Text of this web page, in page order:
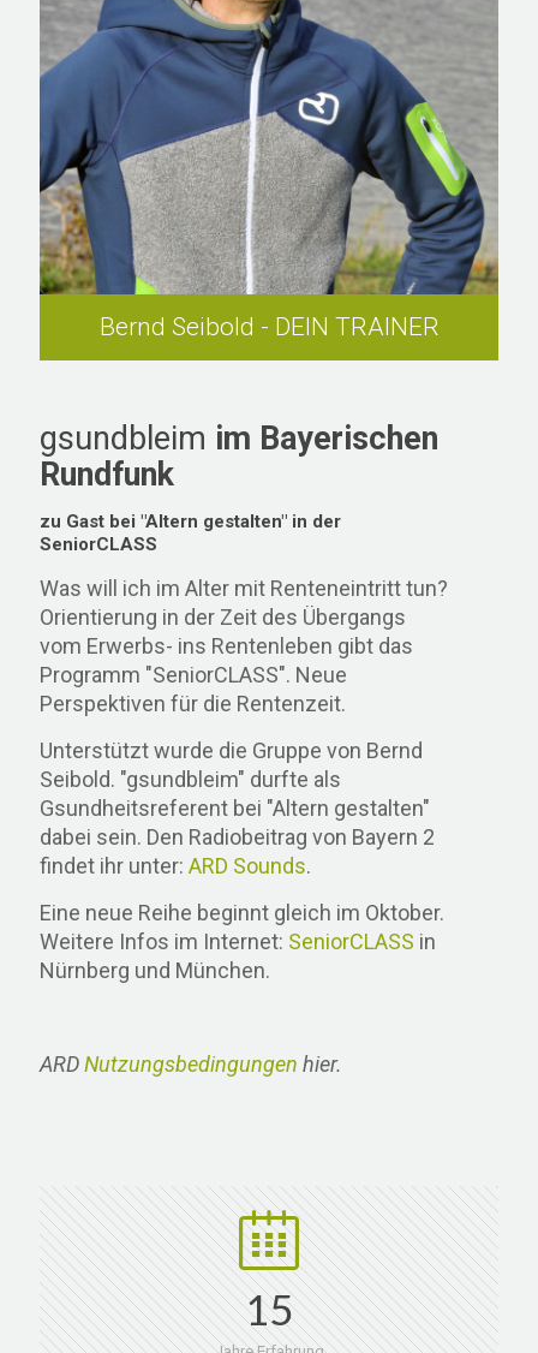
Bernd Seibold - DEIN TRAINER
gsundbleim im Bayerischen
Rundfunk
zu Gast bei "Altern gestalten" in der
SeniorCLASS
Was will ich im Alter mit Renteneintritt tun?
Orientierung in der Zeit des Übergangs
vom Erwerbs- ins Rentenleben gibt das
Programm "SeniorCLASS". Neue
Perspektiven für die Rentenzeit.
Unterstützt wurde die Gruppe von Bernd
Seibold. "gsundbleim" durfte als
Gsundheitsreferent bei "Altern gestalten"
dabei sein. Den Radiobeitrag von Bayern 2
findet ihr unter: ARD Sounds.
Eine neue Reihe beginnt gleich im Oktober.
Weitere Infos im Internet: SeniorCLASS in
Nürnberg und München.
ARDNutzungsbedingungen hier.
15